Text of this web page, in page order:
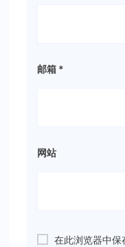
邮箱 *
网站
在此浏览器中保